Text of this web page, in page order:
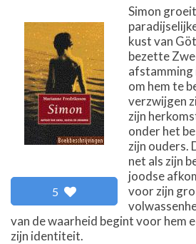
5
Simon
kust van
bezette
afstamming
om hem te
verzwijgen
zijn
onder het
zijn ouders.
net als zijn
joodse
voor zijn
van de waarheid begint voor hem
zijn identiteit.